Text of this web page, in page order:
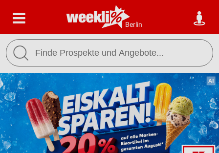
Berlin